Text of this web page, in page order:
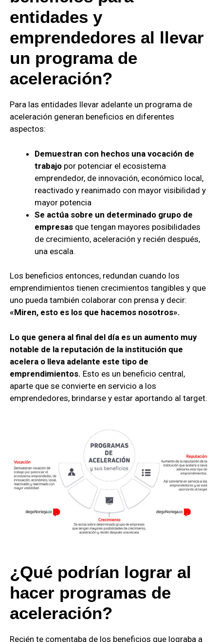
entidades y
emprendedores al llevar
un programa de
aceleración?
Para las entidades llevar adelante un programa de
aceleración generan beneficios en diferentes
aspectos:
Demuestran con hechos una vocación de
trabajo por potenciar el ecosistema
emprendedor, de innovación, económico local,
reactivado y reanimado con mayor visibilidad y
mayor potencia
Se actúa sobre un determinado grupo de
empresas que tengan mayores posibilidades
de crecimiento, aceleración y recién después,
una escala.
Los beneficios entonces, redundan cuando los
emprendimientos tienen crecimientos tangibles y que
uno pueda también colaborar con prensa y decir:
«Miren, esto es los que hacemos nosotros».
Lo que genera al final del día es un aumento muy
notable de la reputación de la institución que
acelera o lleva adelante este tipo de
emprendimientos. Esto es un beneficio central,
aparte que se convierte en servicio a los
emprendedores, brindarse y estar aportando al target.
¿Qué podrían lograr al
hacer programas de
aceleración?
Recién te comentaba de los beneficios que lograba a